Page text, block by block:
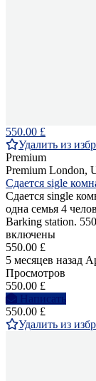
550.00 £
Удалить из
Premium
Premium London,
Сдается sigle
Сдается single
одна семья 4
Barking station.
включены
550.00 £
5 месяцев назад
Просмотров
550.00 £
Написать
550.00 £
Удалить из